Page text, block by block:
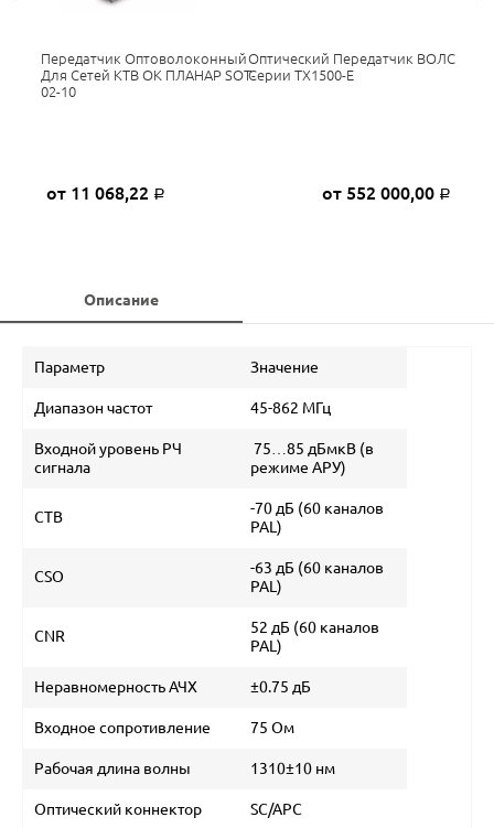
Передатчик Оптоволоконный
Для Сетей КТВ ОК ПЛАНАР SOT-
02-10
от 11 068,22 Р
Оптический Передатчик ВОЛС
Серии TX1500-E
от 552 000,00 Р
Описание
Параметр Значение
Диапазон частот 45-862 МГц
Входной уровень РЧ
сигнала
75…85 дБмкВ (в
режиме АРУ)
CTB
-70 дБ (60 каналов
PAL)
CSO
-63 дБ (60 каналов
PAL)
CNR
52 дБ (60 каналов
PAL)
Неравномерность АЧХ ±0.75 дБ
Входное сопротивление 75 Ом
Рабочая длина волны 1310±10 нм
Оптический коннектор SC/APC